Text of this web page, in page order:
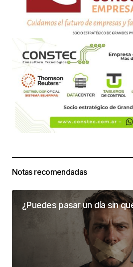
Notas recomendadas
¿Puedes pasar un día sin